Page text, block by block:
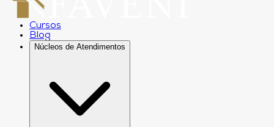
Cursos
Blog
Núcleos de Atendimentos